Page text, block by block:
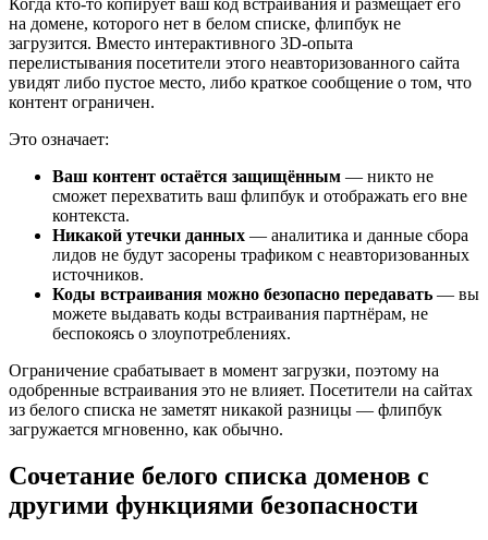
Когда кто-то копирует ваш код встраивания и размещает его
на домене, которого нет в белом списке, флипбук не
загрузится. Вместо интерактивного 3D-опыта
перелистывания посетители этого неавторизованного сайта
увидят либо пустое место, либо краткое сообщение о том, что
контент ограничен.
Это означает:
Ваш контент остаётся защищённым — никто не
сможет перехватить ваш флипбук и отображать его вне
контекста.
Никакой утечки данных — аналитика и данные сбора
лидов не будут засорены трафиком с неавторизованных
источников.
Коды встраивания можно безопасно передавать — вы
можете выдавать коды встраивания партнёрам, не
беспокоясь о злоупотреблениях.
Ограничение срабатывает в момент загрузки, поэтому на
одобренные встраивания это не влияет. Посетители на сайтах
из белого списка не заметят никакой разницы — флипбук
загружается мгновенно, как обычно.
Сочетание белого списка доменов с
другими функциями безопасности